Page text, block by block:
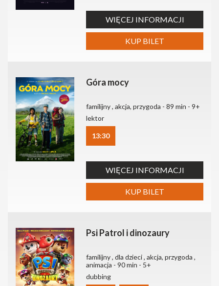
WIĘCEJ INFORMACJI
KUP BILET
Góra mocy
familijny , akcja, przygoda - 89 min - 9+
lektor
13:30
WIĘCEJ INFORMACJI
KUP BILET
Psi Patrol i dinozaury
familijny , dla dzieci , akcja, przygoda ,
animacja - 90 min - 5+
dubbing